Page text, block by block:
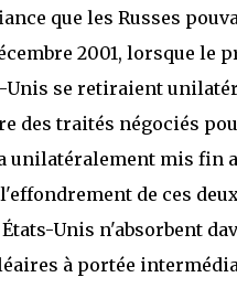
que les Russes
2001, lorsque le
Unis se retiraient
des traités négociés
unilatéralement mis fin
de ces
Unis n'absorbent
à portée